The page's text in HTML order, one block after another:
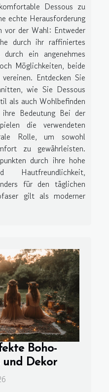
Dessous zu
echte Herausforderung
der Wahl: Entweder
durch ihr raffiniertes
ein angenehmes
Möglichkeiten, beide
Entdecken Sie
wie Sie Dessous
als auch Wohlbefinden
Bedeutung Bei der
die verwendeten
Rolle, um sowohl
zu gewährleisten.
durch ihre hohe
Hautfreundlichkeit,
für den täglichen
gilt als moderner
Boho-
und Dekor